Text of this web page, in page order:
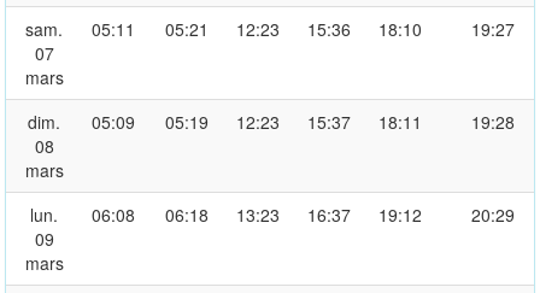
sam.
07
mars
05:11 05:21 12:23 15:36 18:10 19:27
dim.
08
mars
05:09 05:19 12:23 15:37 18:11 19:28
lun.
09
mars
06:08 06:18 13:23 16:37 19:12 20:29